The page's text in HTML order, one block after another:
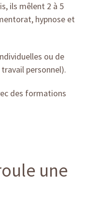
ils mêlent 2 à 5
hypnose et
ou de
personnel).
des formations
une